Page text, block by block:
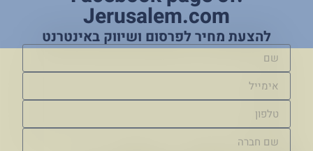
Jerusalem.com
להצעת מחיר לפרסום ושיווק באינטרנט